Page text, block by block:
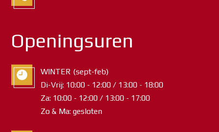
Openingsuren
WINTER (sept-feb)
Di-Vrij: 10:00 - 12:00 / 13:00 - 18:00
Za: 10:00 - 12:00 / 13:00 - 17:00
Zo & Ma: gesloten